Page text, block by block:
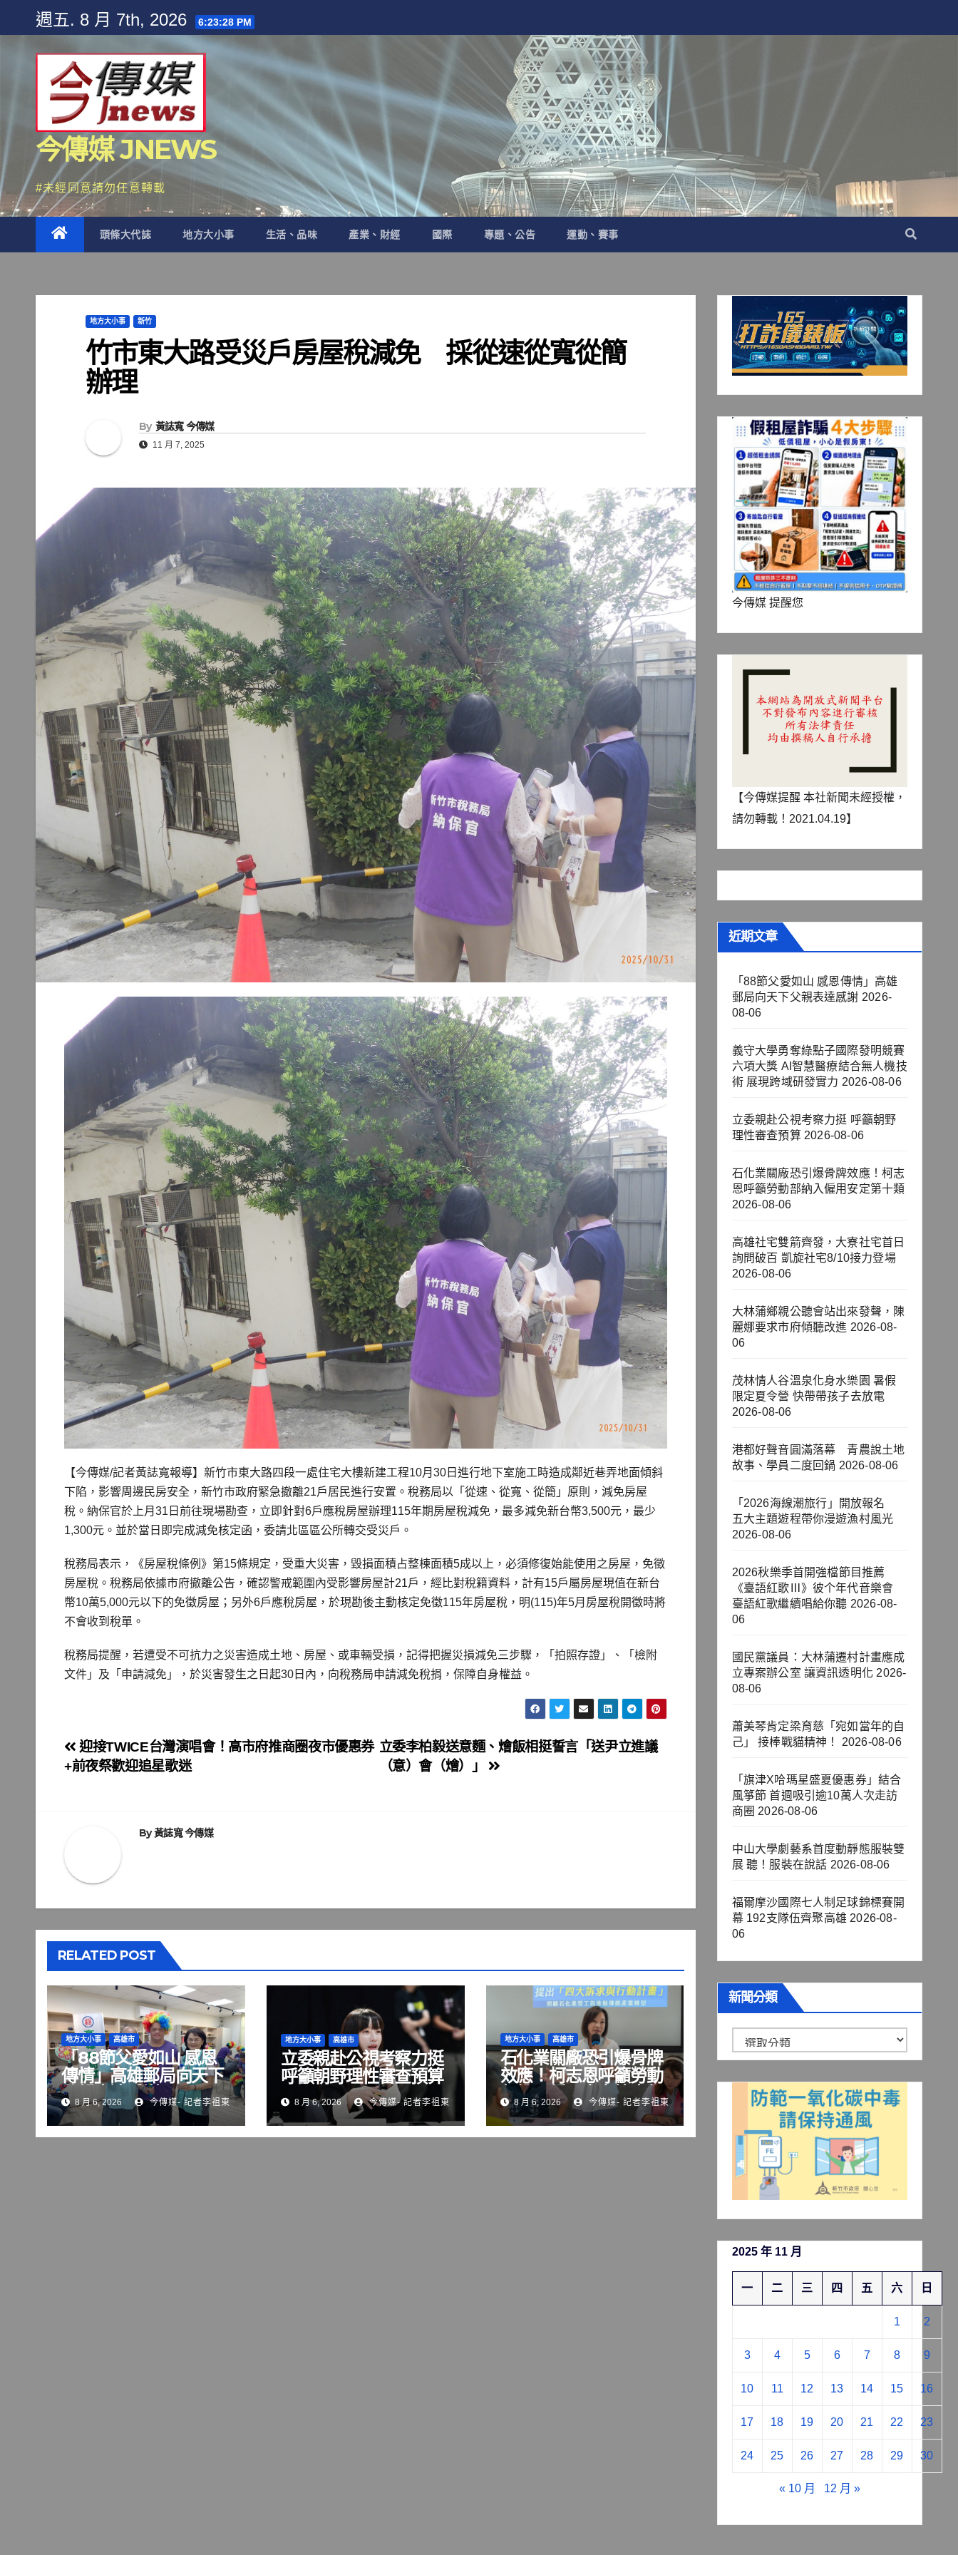
content
週五. 8 月 7th, 2026 6:23:30 PM
今傳媒 JNEWS
#未經同意請勿任意轉載
頭條大代誌 地方大小事 生活、品味 產業、財經 國際 專題、公告 運動、賽事
地方大小事 新竹
竹市東大路受災戶房屋稅減免 採從速從寬從簡
辦理
By 黃誌寬 今傳媒
11 月 7, 2025
【今傳媒/記者黃誌寬報導】新竹市東大路四段一處住宅大樓新建工程10月30日進行地下室施工時造成鄰近巷弄地面傾斜
下陷，影響周邊民房安全，新竹市政府緊急撤離21戶居民進行安置。稅務局以「從速、從寬、從簡」原則，減免房屋
稅。納保官於上月31日前往現場勘查，立即針對6戶應稅房屋辦理115年期房屋稅減免，最多減免新台幣3,500元，最少
1,300元。並於當日即完成減免核定函，委請北區區公所轉交受災戶。
稅務局表示，《房屋稅條例》第15條規定，受重大災害，毀損面積占整棟面積5成以上，必須修復始能使用之房屋，免徵
房屋稅。稅務局依據市府撤離公告，確認警戒範圍內受影響房屋計21戶，經比對稅籍資料，計有15戶屬房屋現值在新台
幣10萬5,000元以下的免徵房屋；另外6戶應稅房屋，於現勘後主動核定免徵115年房屋稅，明(115)年5月房屋稅開徵時將
不會收到稅單。
稅務局提醒，若遭受不可抗力之災害造成土地、房屋、或車輛受損，記得把握災損減免三步驟，「拍照存證」、「檢附
文件」及「申請減免」，於災害發生之日起30日內，向稅務局申請減免稅捐，保障自身權益。
文
章
立委李柏毅送意麵、燴飯相挺誓言「送尹立進議
（意）會（燴）」
迎接TWICE台灣演唱會！高市府推商圈夜市優惠券
+前夜祭歡迎追星歌迷
By黃誌寬 今傳媒
RELATED POST
地方大小事 高雄市
「88節父愛如山 感恩
傳情」高雄郵局向天下
父親表達感謝
8 月 6, 2026 今傳媒- 記者李祖東
地方大小事 高雄市
立委親赴公視考察力挺
呼籲朝野理性審查預算
8 月 6, 2026 今傳媒- 記者李祖東
地方大小事 高雄市
石化業關廠恐引爆骨牌
效應！柯志恩呼籲勞動
部納入僱用安定第十類
8 月 6, 2026 今傳媒- 記者李祖東
今傳媒 提醒您
【今傳媒提醒 本社新聞未經授權，
請勿轉載！2021.04.19】
近期文章
「88節父愛如山 感恩傳情」高雄
郵局向天下父親表達感謝 2026-
08-06
義守大學勇奪綠點子國際發明競賽
六項大獎 AI智慧醫療結合無人機技
術 展現跨域研發實力 2026-08-06
立委親赴公視考察力挺 呼籲朝野
理性審查預算 2026-08-06
石化業關廠恐引爆骨牌效應！柯志
恩呼籲勞動部納入僱用安定第十類
2026-08-06
高雄社宅雙箭齊發，大寮社宅首日
詢問破百 凱旋社宅8/10接力登場
2026-08-06
大林蒲鄉親公聽會站出來發聲，陳
麗娜要求市府傾聽改進 2026-08-
06
茂林情人谷溫泉化身水樂園 暑假
限定夏令營 快帶帶孩子去放電
2026-08-06
港都好聲音圓滿落幕 青農說土地
故事、學員二度回鍋 2026-08-06
「2026海線潮旅行」開放報名
五大主題遊程帶你漫遊漁村風光
2026-08-06
2026秋樂季首開強檔節目推薦
《臺語紅歌Ⅲ》彼个年代音樂會
臺語紅歌繼續唱給你聽 2026-08-
06
國民黨議員：大林蒲遷村計畫應成
立專案辦公室 讓資訊透明化 2026-
08-06
蕭美琴肯定梁育慈「宛如當年的自
己」 接棒戰貓精神！
2026-08-06
「旗津X哈瑪星盛夏優惠券」結合
風箏節 首週吸引逾10萬人次走訪
商圈 2026-08-06
中山大學劇藝系首度動靜態服裝雙
展 聽！服裝在說話 2026-08-06
福爾摩沙國際七人制足球錦標賽開
幕 192支隊伍齊聚高雄 2026-08-
06
新聞分類
聞
分
2025 年 11 月
一 二 三 四 五 六 日
1 2
3 4 5 6 7 8 9
10 11 12 13 14 15 16
17 18 19 20 21 22 23
24 25 26 27 28 29 30
« 10 月 12 月 »